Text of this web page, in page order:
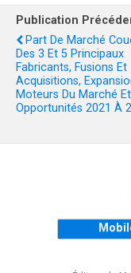
Publication
Part De Marché
Des 3 Et 5 Principaux
Fabricants, Fusions Et
Acquisitions,
Moteurs Du Marché Et
Opportunités 2021 À